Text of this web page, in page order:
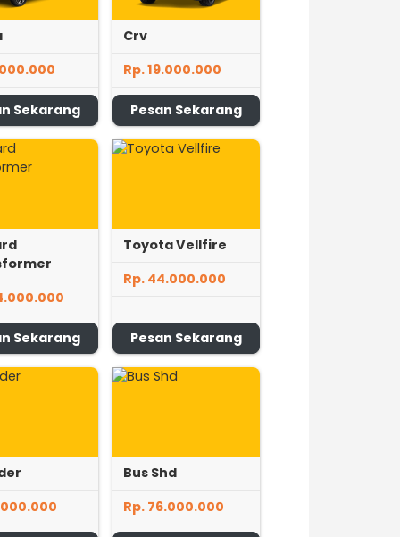
Sekarang
Crv
Rp. 19.000.000
Pesan Sekarang
Sekarang
Toyota Vellfire
Rp. 44.000.000
Pesan Sekarang
Bus Shd
Rp. 76.000.000